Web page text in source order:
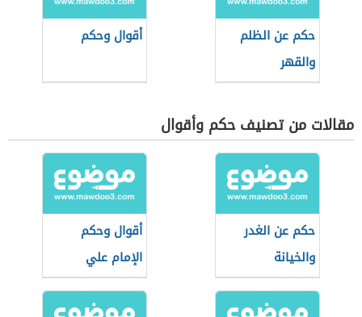
حكم عن الظلم
والقهر
أقوال وحكم
مقالات من تصنيف حكم وأقوال
حكم عن الغدر
والخيانة
أقوال وحكم
الإمام علي